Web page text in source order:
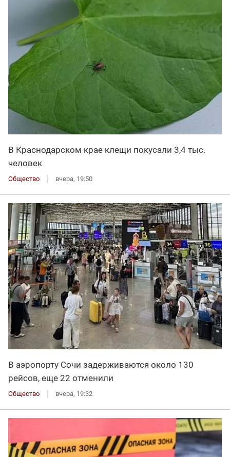
В Краснодарском крае клещи покусали 3,4 тыс.
человек
Общество вчера, 19:50
В аэропорту Сочи задерживаются около 130
рейсов, еще 22 отменили
Общество вчера, 19:32